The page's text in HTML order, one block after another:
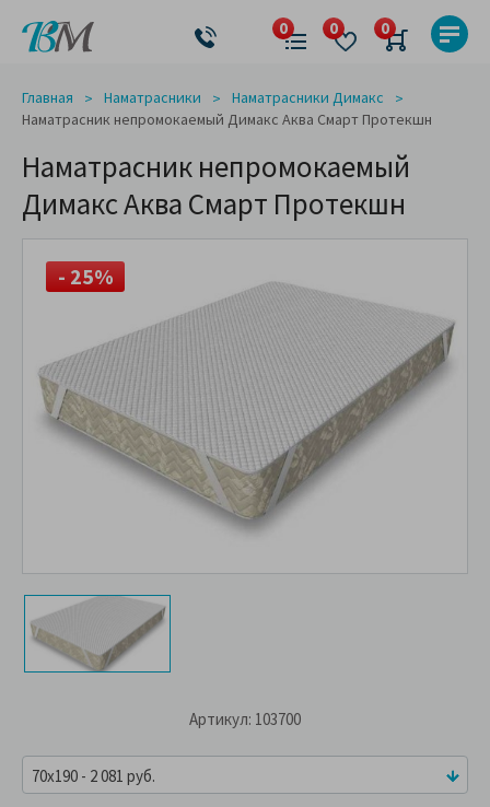
Главная Наматрасники
Наматрасники Димакс
Наматрасник непромокаемый Димакс Аква Смарт Протекшн
Наматрасник непромокаемый
Димакс Аква Смарт Протекшн
- 25%
Артикул: 103700
70x190 - 2 081 руб.